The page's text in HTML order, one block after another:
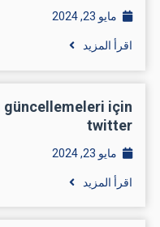
مايو 23, 2024
اقرأ المزيد
güncellemeleri için
twitter
مايو 23, 2024
اقرأ المزيد